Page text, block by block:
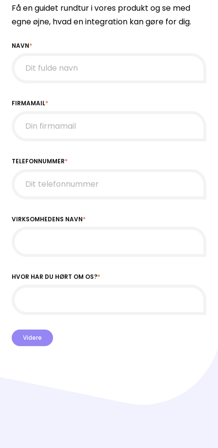
Få en guidet rundtur i vores produkt og se med
egne øjne, hvad en integration kan gøre for dig.
NAVN*
FIRMAMAIL*
TELEFONNUMMER*
VIRKSOMHEDENS NAVN*
HVOR HAR DU HØRT OM OS?*